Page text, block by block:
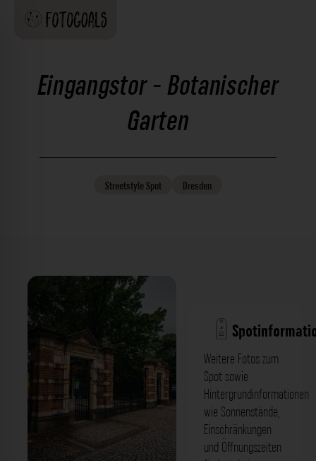
Eingangstor - Botanischer
Garten
StreetstyleSpot Dresden
Weitere Fotos zum
Spot sowie
Hintergrundinformationen
wie Sonnenstände,
Einschränkungen
und Öffnungszeiten